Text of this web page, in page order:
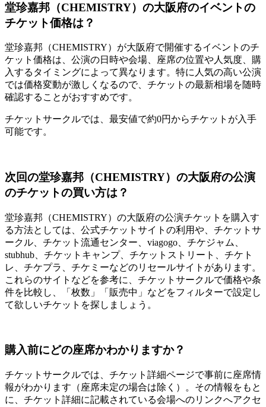
堂珍嘉邦（CHEMISTRY）の大阪府のイベントの
チケット価格は？
堂珍嘉邦（CHEMISTRY）が大阪府で開催するイベントのチ
ケット価格は、公演の日時や会場、座席の位置や人気度、購
入するタイミングによって異なります。特に人気の高い公演
では価格変動が激しくなるので、チケットの最新相場を随時
確認することがおすすめです。
チケットサークルでは、最安値で約0円からチケットが入手
可能です。
次回の堂珍嘉邦（CHEMISTRY）の大阪府の公演
のチケットの買い方は？
堂珍嘉邦（CHEMISTRY）の大阪府の公演チケットを購入す
る方法としては、公式チケットサイトの利用や、チケットサ
ークル、チケット流通センター、viagogo、チケジャム、
stubhub、チケットキャンプ、チケットストリート、チケト
レ、チケプラ、チケミーなどのリセールサイトがあります。
これらのサイトなどを参考に、チケットサークルで価格や条
件を比較し、「枚数」「販売中」などをフィルターで設定し
て欲しいチケットを探しましょう。
購入前にどの座席かわかりますか？
チケットサークルでは、チケット詳細ページで事前に座席情
報がわかります（座席未定の場合は除く）。その情報をもと
に、チケット詳細に記載されている会場へのリンクへアクセ